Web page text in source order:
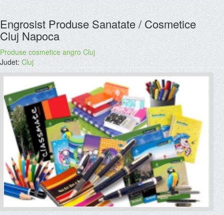
Engrosist Produse Sanatate / Cosmetice
Cluj Napoca
Produse cosmetice angro Cluj
Judet:Cluj